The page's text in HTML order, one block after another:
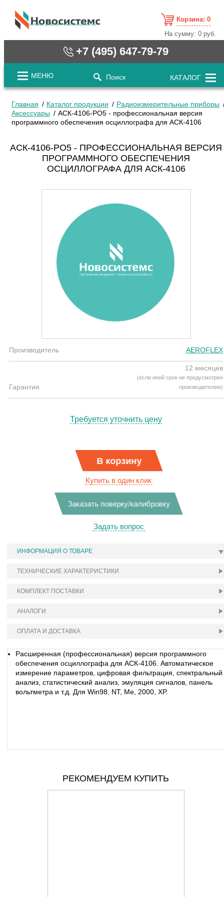
cистемные решения / www.novosystems.ru
Корзина: 0
На сумму:0 руб.
+7 (495) 647-79-79
МЕНЮ Поиск КАТАЛОГ
Главная Каталог продукции
Радиоизмерительные приборы
Аксессуары
АСК-4106-РО5 - профессиональная версия
программного обеспечения осциллографа для АСК-4106
АСК-4106-РО5 - ПРОФЕССИОНАЛЬНАЯ ВЕРСИЯ
ПРОГРАММНОГО ОБЕСПЕЧЕНИЯ
ОСЦИЛЛОГРАФА ДЛЯ АСК-4106
Производитель AEROFLEX
Гарантия
12 месяцев
(если иной срок не предусмотрен
производителем)
Требуется уточнить цену
В корзину
Купить в один клик
Заказать поверку/калибровку
Задать вопрос
ИНФОРМАЦИЯ О ТОВАРЕ
ТЕХНИЧЕСКИЕ ХАРАКТЕРИСТИКИ
КОМПЛЕКТ ПОСТАВКИ
АНАЛОГИ
ОПЛАТА И ДОСТАВКА
Расширенная (профессиональная) версия программного
обеспечения осциллографа для АСК-4106. Автоматическое
измерение параметров, цифровая фильтрация, спектральный
анализ, статистический анализ, эмуляция сигналов, панель
вольтметра и т.д. Для Win98, NT, Me, 2000, XP.
РЕКОМЕНДУЕМ КУПИТЬ